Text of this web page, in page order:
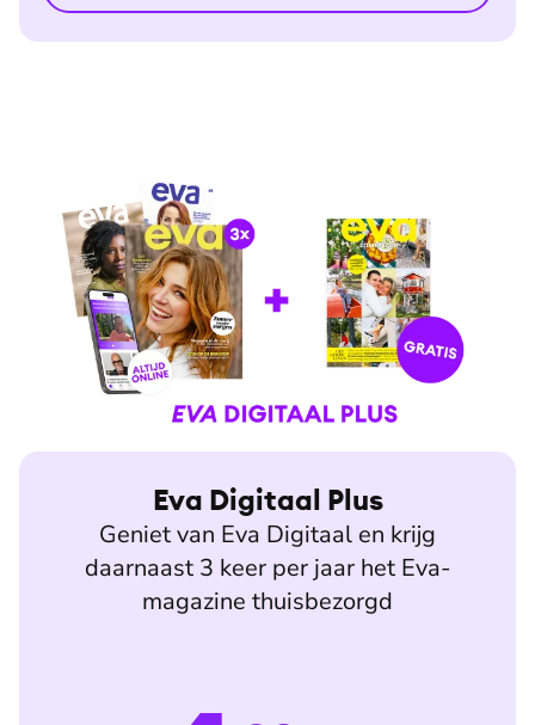
Eva Digitaal Plus
Geniet van Eva Digitaal en krijg
daarnaast 3 keer per jaar het Eva-
magazine thuisbezorgd